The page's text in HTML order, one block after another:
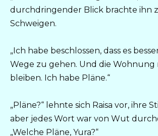
durchdringender Blick brachte ihn
Schweigen.
„Ich habe beschlossen, dass es
Wege zu gehen. Und die Wohnung
bleiben. Ich habe Pläne.“
„Pläne?“ lehnte sich Raisa vor, ihre
aber jedes Wort war von Wut
„Welche Pläne, Yura?“